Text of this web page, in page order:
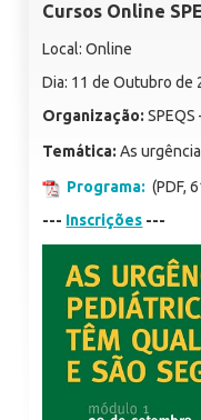
Cursos Online
Local: Online
Dia: 11 de Outubro de
Organização:
Temática: As
Programa: (PDF,
--- Inscrições ---